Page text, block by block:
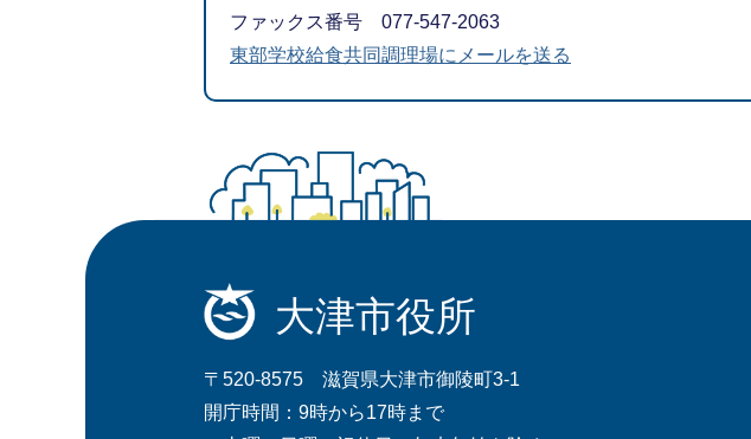
ファックス番号 077-547-2063
東部学校給食共同調理場にメールを送る
大津市役所
〒520-8575 滋賀県大津市御陵町3-1
開庁時間：9時から17時まで